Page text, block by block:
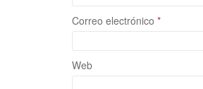
Correo electrónico *
Web